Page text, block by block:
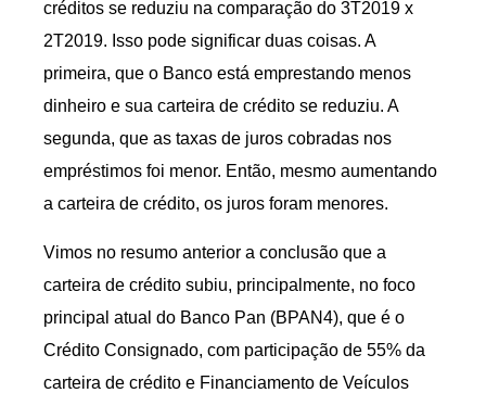
créditos se reduziu na comparação do 3T2019 x
2T2019. Isso pode significar duas coisas. A
primeira, que o Banco está emprestando menos
dinheiro e sua carteira de crédito se reduziu. A
segunda, que as taxas de juros cobradas nos
empréstimos foi menor. Então, mesmo aumentando
a carteira de crédito, os juros foram menores.
Vimos no resumo anterior a conclusão que a
carteira de crédito subiu, principalmente, no foco
principal atual do Banco Pan (BPAN4), que é o
Crédito Consignado, com participação de 55% da
carteira de crédito e Financiamento de Veículos